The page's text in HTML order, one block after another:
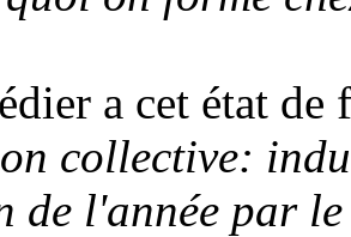
a cet état de
collective:
de l'année par